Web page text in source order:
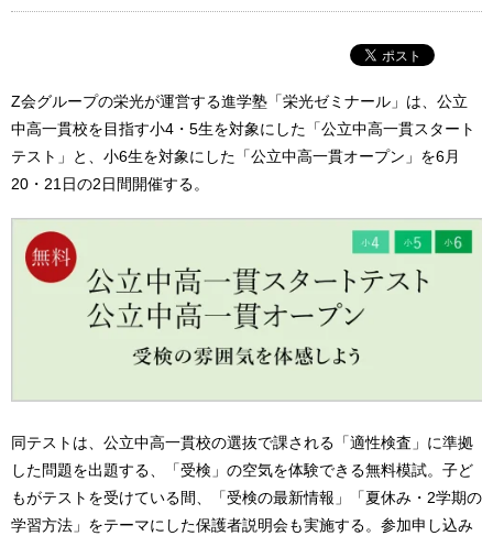
Z会グループの栄光が運営する進学塾「栄光ゼミナール」は、公立
中高一貫校を目指す小4・5生を対象にした「公立中高一貫スタート
テスト」と、小6生を対象にした「公立中高一貫オープン」を6月
20・21日の2日間開催する。
同テストは、公立中高一貫校の選抜で課される「適性検査」に準拠
した問題を出題する、「受検」の空気を体験できる無料模試。子ど
もがテストを受けている間、「受検の最新情報」「夏休み・2学期の
学習方法」をテーマにした保護者説明会も実施する。参加申し込み